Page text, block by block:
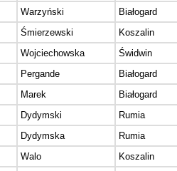
Warzyński
Białogard
Śmierzewski Koszalin
Wojciechowska
Świdwin
Pergande
Białogard
Marek Białogard
Dydymski
Rumia
Dydymska
Rumia
Walo Koszalin